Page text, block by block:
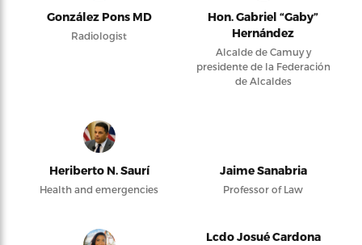
González Pons MD
Radiologist
Hon. Gabriel “Gaby”
Hernández
Alcalde de Camuy y
presidente de la Federación
de Alcaldes
Heriberto N. Saurí
Health and emergencies
Jaime Sanabria
Professor of Law
Lcdo Josué Cardona